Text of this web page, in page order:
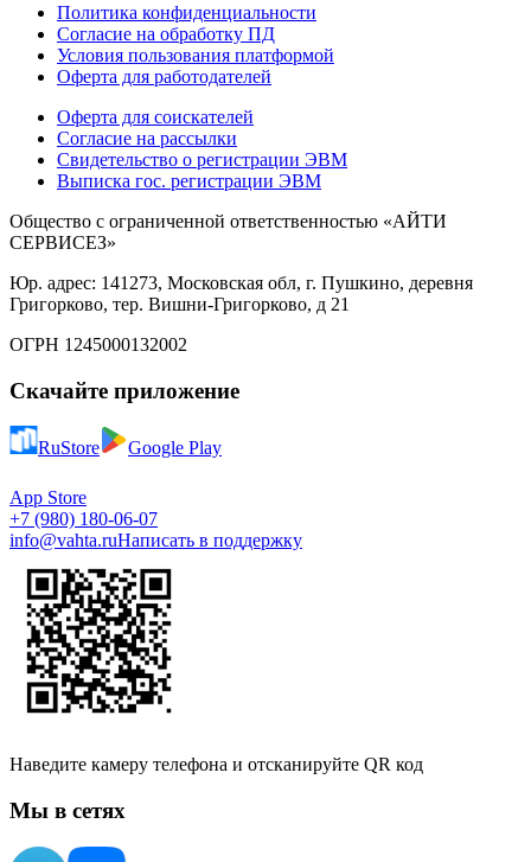
Политика конфиденциальности
Согласие на обработку ПД
Условия пользования платформой
Оферта для работодателей
Оферта для соискателей
Согласие на рассылки
Свидетельство о регистрации ЭВМ
Выписка гос. регистрации ЭВМ
Общество с ограниченной ответственностью «АЙТИ
СЕРВИСЕЗ»
Юр. адрес: 141273, Московская обл, г. Пушкино, деревня
Григорково, тер. Вишни-Григорково, д 21
ОГРН 1245000132002
Скачайте приложение
RuStore Google Play
App Store
+7 (980) 180-06-07
info@vahta.ruНаписать в поддержку
Наведите камеру телефона и отсканируйте QR код
Мы в сетях